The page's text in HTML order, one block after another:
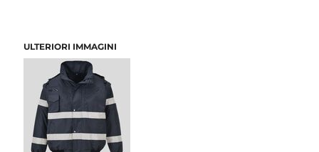
ULTERIORI IMMAGINI